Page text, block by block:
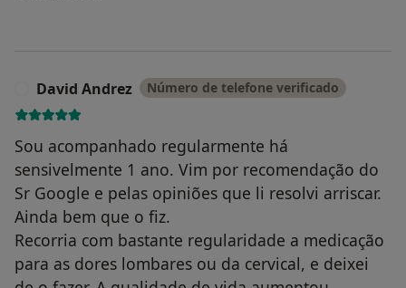
David Andrez Número de telefone verificado
Sou acompanhado regularmente há
sensivelmente 1 ano. Vim por recomendação do
Sr Google e pelas opiniões que li resolvi arriscar.
Ainda bem que o fiz.
Recorria com bastante regularidade a medicação
para as dores lombares ou da cervical, e deixei